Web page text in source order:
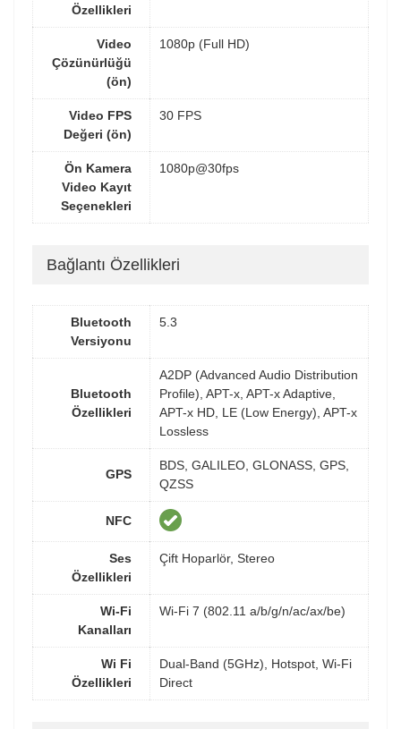
Özellikleri
Video
Çözünürlüğü
(ön)
1080p (Full HD)
Video FPS
Değeri (ön)
30 FPS
Ön Kamera
Video Kayıt
Seçenekleri
1080p@30fps
Bağlantı Özellikleri
Bluetooth
Versiyonu
5.3
Bluetooth
Özellikleri
A2DP (Advanced Audio Distribution
Profile), APT-x, APT-x Adaptive,
APT-x HD, LE (Low Energy), APT-x
Lossless
GPS
BDS, GALILEO, GLONASS, GPS,
QZSS
NFC
Ses
Özellikleri
Çift Hoparlör, Stereo
Wi-Fi
Kanalları
Wi-Fi 7 (802.11 a/b/g/n/ac/ax/be)
Wi Fi
Özellikleri
Dual-Band (5GHz), Hotspot, Wi-Fi
Direct